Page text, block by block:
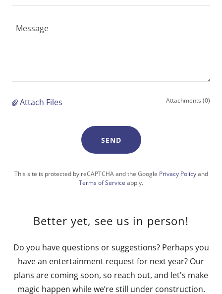
Attach Files Attachments (0)
SEND
This site is protected by reCAPTCHA and the Google Privacy Policyand
Terms of Service apply.
Better yet, see us in person!
Do you have questions or suggestions? Perhaps you
have an entertainment request for next year? Our
plans are coming soon, so reach out, and let's make
magic happen while we’re still under construction.